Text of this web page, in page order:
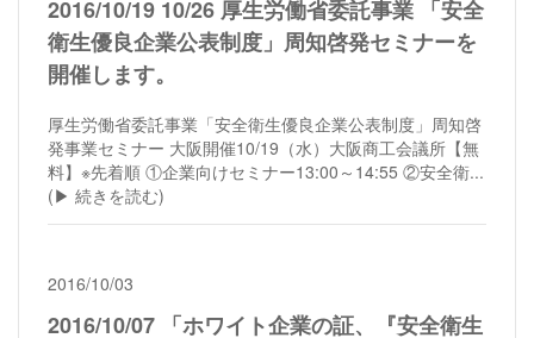
2016/10/19 10/26 厚生労働省委託事業 「安全
衛生優良企業公表制度」周知啓発セミナーを
開催します。
厚生労働省委託事業「安全衛生優良企業公表制度」周知啓
発事業セミナー 大阪開催10/19（水）大阪商工会議所【無
料】※先着順 ①企業向けセミナー13:00～14:55 ②安全衛...
(▶︎ 続きを読む)
2016/10/03
2016/10/07 「ホワイト企業の証、『安全衛生